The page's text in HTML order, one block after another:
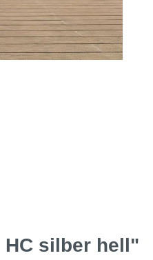
silber hell"